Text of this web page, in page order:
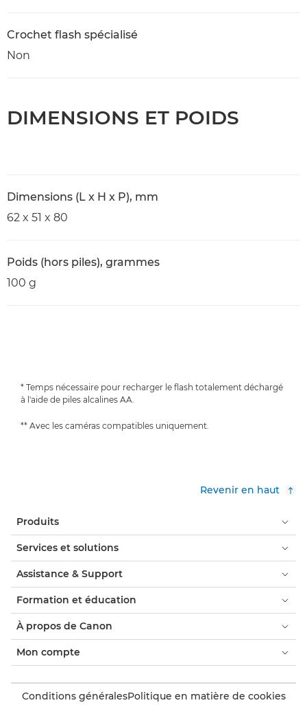
Crochet flash spécialisé
Non
DIMENSIONS ET POIDS
Dimensions (L x H x P), mm
62 x 51 x 80
Poids (hors piles), grammes
100 g
* Temps nécessaire pour recharger le flash totalement déchargé
à l'aide de piles alcalines AA.
** Avec les caméras compatibles uniquement.
Revenir en haut
Produits
Services et solutions
Assistance & Support
Formation et éducation
À propos de Canon
Mon compte
Conditions généralesPolitique en matière de cookies